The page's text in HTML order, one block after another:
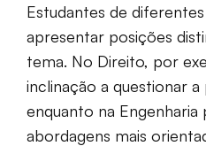
Estudantes de
apresentar posições
tema. No Direito, por
inclinação a questionar
enquanto na Engenharia
abordagens mais